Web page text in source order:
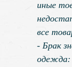
иные
все
- Брак
одежда: